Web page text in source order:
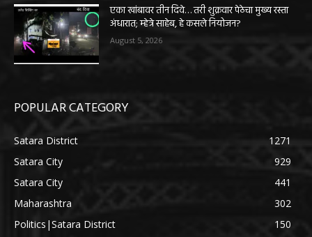
एका खांबावर तीन दिवे… तरी शुक्रवार पेठेचा मुख्य रस्ता
अंधारात; म्हेत्रे साहेब, हे कसले नियोजन?
August 5, 2026
POPULAR CATEGORY
Satara District
1271
Satara City
929
Satara City
441
Maharashtra
302
Politics|Satara District
150